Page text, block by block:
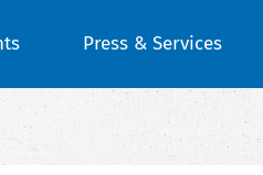
Press & Services